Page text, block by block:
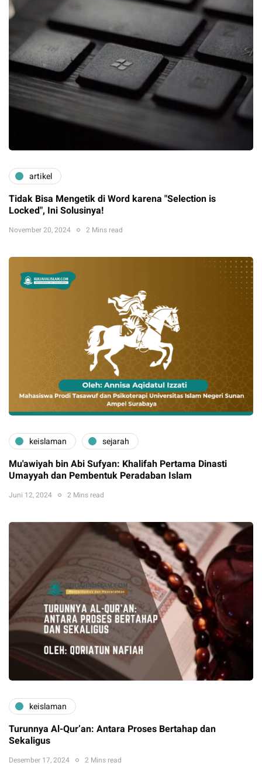
artikel
Tidak Bisa Mengetik di Word karena "Selection is
Locked", Ini Solusinya!
November 20, 2024 2 Mins read
keislaman sejarah
Mu'awiyah bin Abi Sufyan: Khalifah Pertama Dinasti
Umayyah dan Pembentuk Peradaban Islam
Juni 12, 2024 2 Mins read
keislaman
Turunnya Al-Qur’an: Antara Proses Bertahap dan
Sekaligus
Desember 17, 2024 2 Mins read